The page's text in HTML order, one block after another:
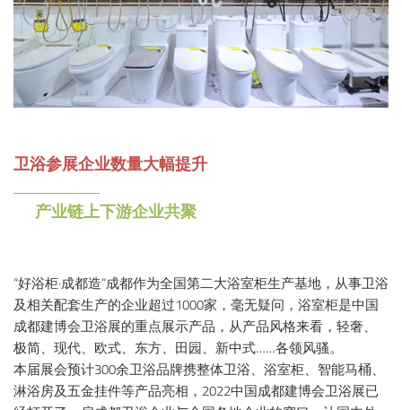
卫浴参展企业数量大幅提升
产业链上下游企业共聚
“好浴柜·成都造”成都作为全国第二大浴室柜生产基地，从事卫浴
及相关配套生产的企业超过1000家，毫无疑问，浴室柜是中国
成都建博会卫浴展的重点展示产品，从产品风格来看，轻奢、
极简、现代、欧式、东方、田园、新中式……各领风骚。
本届展会预计300余卫浴品牌携整体卫浴、浴室柜、智能马桶、
淋浴房及五金挂件等产品亮相，2022中国成都建博会卫浴展已